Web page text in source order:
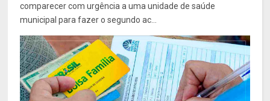
comparecer com urgência a uma unidade de saúde
municipal para fazer o segundo ac...